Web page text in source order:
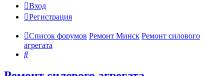
Вход
Регистрация
Список форумов Ремонт Минск Ремонт силового
агрегата
Поиск